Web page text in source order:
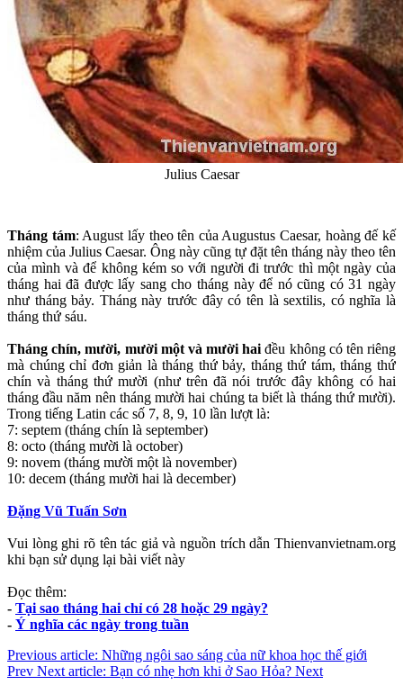
Julius Caesar
Tháng tám: August lấy theo tên của Augustus Caesar, hoàng đế kế
nhiệm của Julius Caesar. Ông này cũng tự đặt tên tháng này theo tên
của mình và để không kém so với người đi trước thì một ngày của
tháng hai đã được lấy sang cho tháng này để nó cũng có 31 ngày
như tháng bảy. Tháng này trước đây có tên là sextilis, có nghĩa là
tháng thứ sáu.
Tháng chín, mười, mười một và mười haiđều không có tên riêng
mà chúng chỉ đơn giản là tháng thứ bảy, tháng thứ tám, tháng thứ
chín và tháng thứ mười (như trên đã nói trước đây không có hai
tháng đầu năm nên tháng mười hai chúng ta biết là tháng thứ mười).
Trong tiếng Latin các số 7, 8, 9, 10 lần lượt là:
7: septem (tháng chín là september)
8: octo (tháng mười là october)
9: novem (tháng mười một là november)
10: decem (tháng mười hai là december)
Đặng Vũ Tuấn Sơn
Vui lòng ghi rõ tên tác giả và nguồn trích dẫn Thienvanvietnam.org
khi bạn sử dụng lại bài viết này
Đọc thêm:
- Tại sao tháng hai chỉ có 28 hoặc 29 ngày?
- Ý nghĩa các ngày trong tuần
Previous article: Những ngôi sao sáng của nữ khoa học thế giới
Prev Next article: Bạn có nhẹ hơn khi ở Sao Hỏa? Next